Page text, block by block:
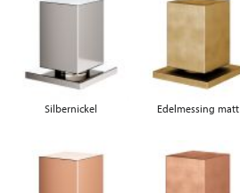
Silbernickel Edelmessing matt